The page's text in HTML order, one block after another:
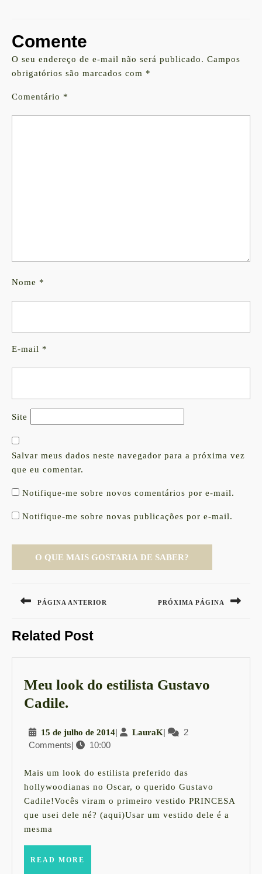
Comente
O seu endereço de e-mail não será publicado. Campos
obrigatórios são marcados com *
Comentário *
Nome *
E-mail *
Site
Salvar meus dados neste navegador para a próxima vez
que eu comentar.
Notifique-me sobre novos comentários por e-mail.
Notifique-me sobre novas publicações por e-mail.
de
PÁGINA ANTERIOR
post:
PRÓXIMA PÁGINA
Related Post
Meu look do estilista Gustavo
Cadile.
do
estilista
Gustavo
Cadile.
15 de julho de 201415
de
| LauraKLauraK
|
2
Comments| 10:00
Mais um look do estilista preferido das
hollywoodianas no Oscar, o querido Gustavo
Cadile!Vocês viram o primeiro vestido PRINCESA
que usei dele né? (aqui)Usar um vestido dele é a
mesma
READ MORE